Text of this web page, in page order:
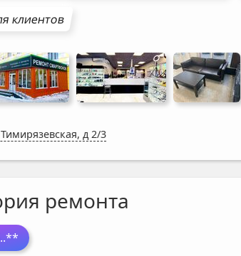
клиентов
д 2/3
ремонта
..**